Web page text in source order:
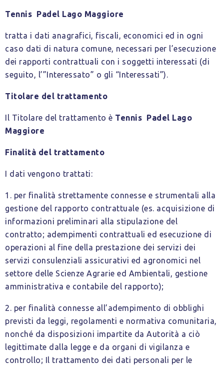
Tennis Padel Lago Maggiore
tratta i dati anagrafici, fiscali, economici ed in ogni
caso dati di natura comune, necessari per l’esecuzione
dei rapporti contrattuali con i soggetti interessati (di
seguito, l’”Interessato” o gli “Interessati”).
Titolare del trattamento
Il Titolare del trattamento è Tennis Padel Lago
Maggiore
Finalità del trattamento
I dati vengono trattati:
1. per finalità strettamente connesse e strumentali alla
gestione del rapporto contrattuale (es. acquisizione di
informazioni preliminari alla stipulazione del
contratto; adempimenti contrattuali ed esecuzione di
operazioni al fine della prestazione dei servizi dei
servizi consulenziali assicurativi ed agronomici nel
settore delle Scienze Agrarie ed Ambientali, gestione
amministrativa e contabile del rapporto);
2. per finalità connesse all’adempimento di obblighi
previsti da leggi, regolamenti e normativa comunitaria,
nonché da disposizioni impartite da Autorità a ciò
legittimate dalla legge e da organi di vigilanza e
controllo; Il trattamento dei dati personali per le